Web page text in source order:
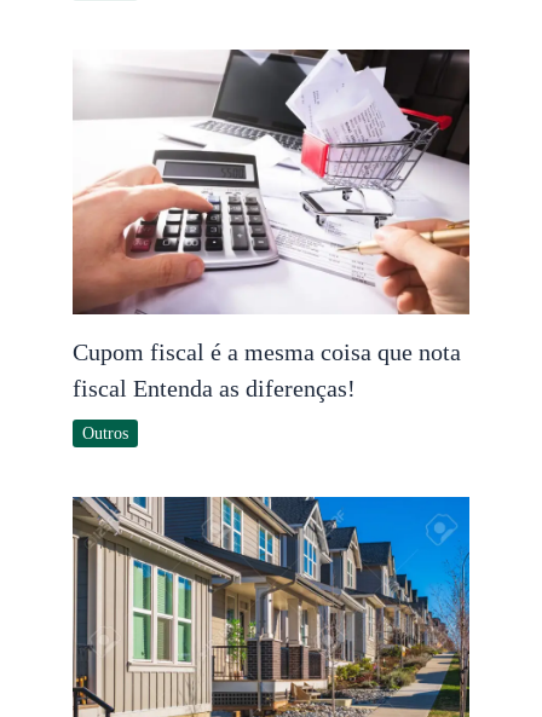
Cupom fiscal é a mesma coisa que nota
fiscal Entenda as diferenças!
Outros